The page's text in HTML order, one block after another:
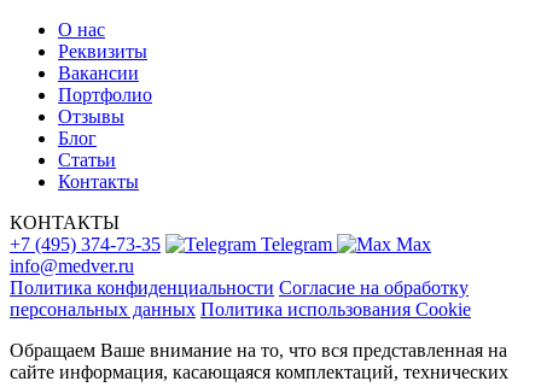
О нас
Реквизиты
Вакансии
Портфолио
Отзывы
Блог
Статьи
Контакты
КОНТАКТЫ
+7 (495) 374-73-35
Telegram
Max
info@medver.ru
Политика конфиденциальности Согласие на обработку
персональных данных Политика использования Cookie
Обращаем Ваше внимание на то, что вся представленная на
сайте информация, касающаяся комплектаций, технических